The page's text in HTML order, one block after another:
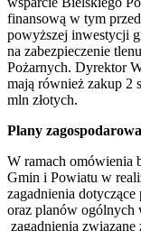
finansową w tym
powyższej inwestycji
na zabezpieczenie
Pożarnych. Dyrektor
mają również zakup 2
mln złotych.
Plany
W ramach omówienia
Gmin i Powiatu w
zagadnienia
oraz planów ogólnych
zagadnienia